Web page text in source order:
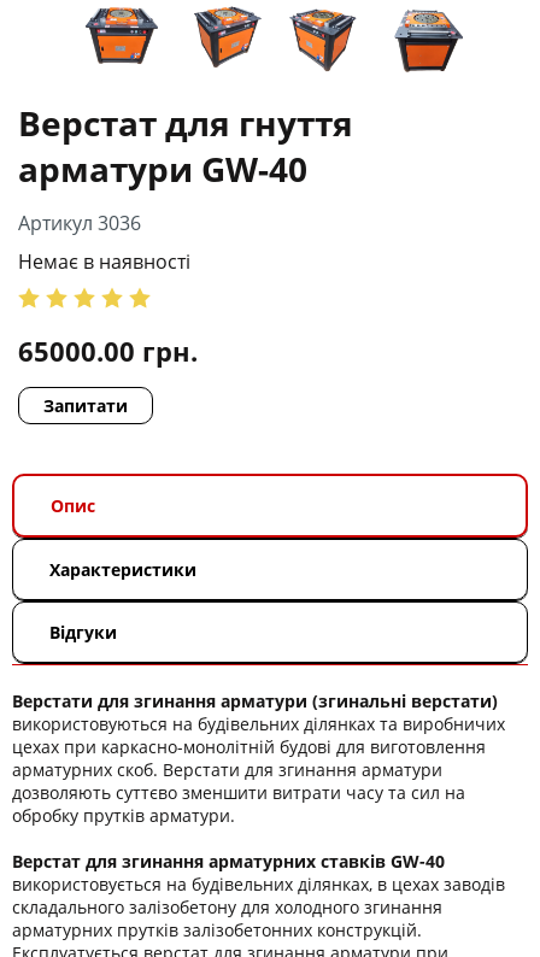
Верстат для гнуття
арматури GW-40
Артикул 3036
Немає в наявності
65000.00 грн.
Запитати
Опис
Характеристики
Відгуки
Верстати для згинання арматури (згинальні верстати)
використовуються на будівельних ділянках та виробничих
цехах при каркасно-монолітній будові для виготовлення
арматурних скоб. Верстати для згинання арматури
дозволяють суттєво зменшити витрати часу та сил на
обробку прутків арматури.
Верстат для згинання арматурних ставків GW-40
використовується на будівельних ділянках, в цехах заводів
складального залізобетону для холодного згинання
арматурних прутків залізобетонних конструкцій.